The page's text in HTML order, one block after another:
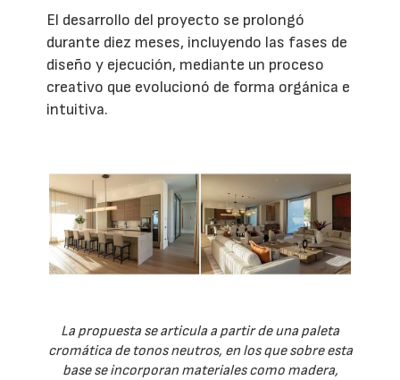
El desarrollo del proyecto se prolongó
durante diez meses, incluyendo las fases de
diseño y ejecución, mediante un proceso
creativo que evolucionó de forma orgánica e
intuitiva.
La propuesta se articula a partir de una paleta
cromática de tonos neutros, en los que sobre esta
base se incorporan materiales como madera,